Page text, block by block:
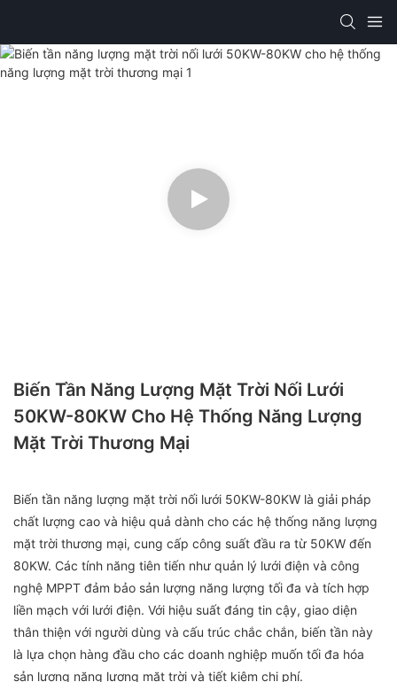
Biến Tần Năng Lượng Mặt Trời Nối Lưới
50KW-80KW Cho Hệ Thống Năng Lượng
Mặt Trời Thương Mại
Biến tần năng lượng mặt trời nối lưới 50KW-80KW là giải pháp
chất lượng cao và hiệu quả dành cho các hệ thống năng lượng
mặt trời thương mại, cung cấp công suất đầu ra từ 50KW đến
80KW. Các tính năng tiên tiến như quản lý lưới điện và công
nghệ MPPT đảm bảo sản lượng năng lượng tối đa và tích hợp
liền mạch với lưới điện. Với hiệu suất đáng tin cậy, giao diện
thân thiện với người dùng và cấu trúc chắc chắn, biến tần này
là lựa chọn hàng đầu cho các doanh nghiệp muốn tối đa hóa
sản lượng năng lượng mặt trời và tiết kiệm chi phí.